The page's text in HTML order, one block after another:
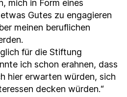
mich in Form eines
Gutes zu engagieren
meinen beruflichen
für die Stiftung
ich schon erahnen, dass
hier erwarten würden, sich
decken würden.“